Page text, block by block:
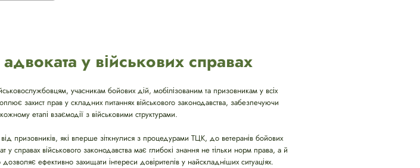
у військових справах
учасникам бойових дій, мобілізованим та призовникам у всіх
захист прав у складних питаннях військового законодавства, забезпечуючи
етапі взаємодії з військовими структурами.
призовників, які вперше зіткнулися з процедурами ТЦК, до ветеранів бойових
у справах військового законодавства має глибокі знання не тільки норм права, а й
ефективно захищати інтереси довірителів у найскладніших ситуаціях.